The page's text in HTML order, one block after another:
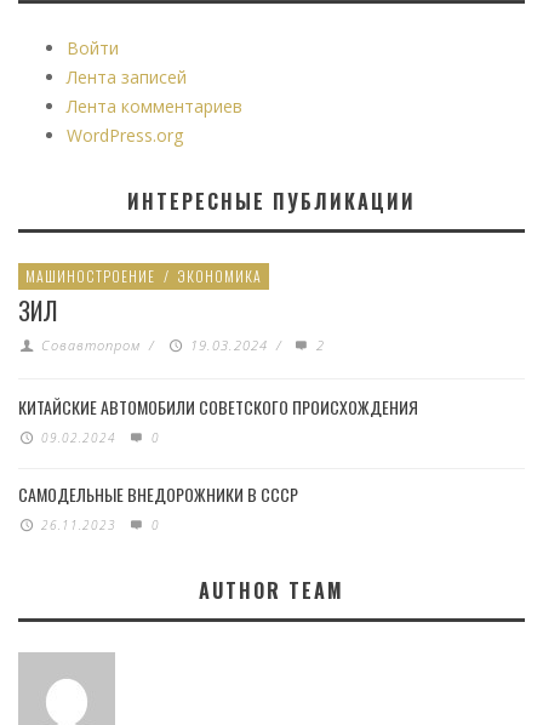
Войти
Лента записей
Лента комментариев
WordPress.org
ИНТЕРЕСНЫЕ ПУБЛИКАЦИИ
МАШИНОСТРОЕНИЕ / ЭКОНОМИКА
ЗИЛ
Совавтопром / 19.03.2024 / 2
КИТАЙСКИЕ АВТОМОБИЛИ СОВЕТСКОГО ПРОИСХОЖДЕНИЯ
09.02.2024 0
САМОДЕЛЬНЫЕ ВНЕДОРОЖНИКИ В СССР
26.11.2023 0
AUTHOR TEAM